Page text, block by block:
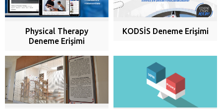
Physical Therapy
Deneme Erişimi
KODSİS Deneme Erişimi